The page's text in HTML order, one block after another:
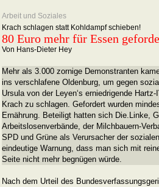
Arbeit und Soziales
Krach schlagen statt Kohldampf schieben!
80 Euro mehr für Essen
Von Hans-Dieter Hey
Mehr als 3.000 zornige Demonstranten
ins verschlafene Oldenburg, um gegen
Ursula von der Leyen‘s erniedrigende
Krach zu schlagen. Gefordert wurden
Ernährung. Beteiligt hatten sich Die.Linke,
Arbeitslosenverbände, der Milchbauern-
SPD und Grüne als Verursacher der
eindeutige Warnung, dass man sich mit
Seite nicht mehr begnügen würde.
Nach dem Urteil des